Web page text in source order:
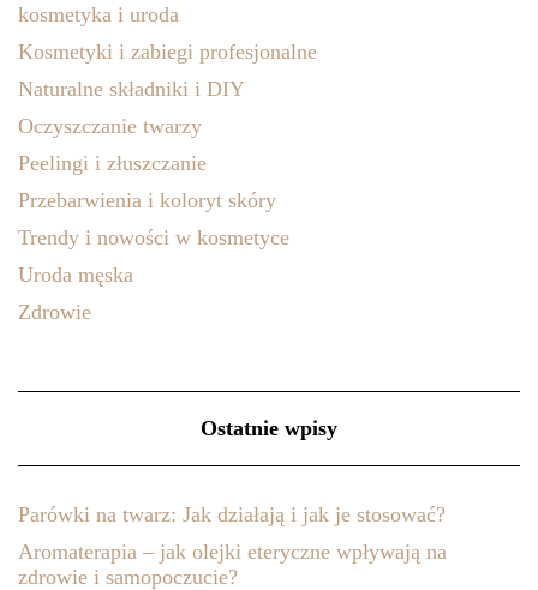
kosmetyka i uroda
Kosmetyki i zabiegi profesjonalne
Naturalne składniki i DIY
Oczyszczanie twarzy
Peelingi i złuszczanie
Przebarwienia i koloryt skóry
Trendy i nowości w kosmetyce
Uroda męska
Zdrowie
Ostatnie wpisy
Parówki na twarz: Jak działają i jak je stosować?
Aromaterapia – jak olejki eteryczne wpływają na
zdrowie i samopoczucie?